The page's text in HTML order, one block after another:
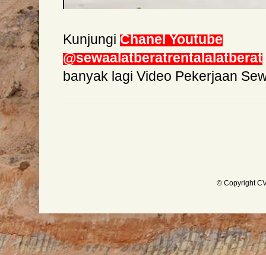
Kunjungi Chanel Youtube
@sewaalatberatrentalalatberat
banyak lagi Video Pekerjaan
© Copyright